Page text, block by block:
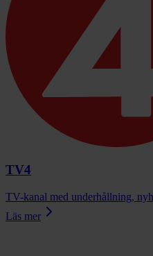
TV4
TV-kanal med underhållning,
Läs mer